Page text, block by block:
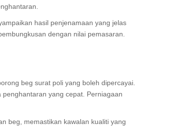
hasil penjenamaan yang jelas
dengan nilai pemasaran.
beg surat poli yang boleh dipercayai.
yang cepat. Perniagaan
beg, memastikan kawalan kualiti yang